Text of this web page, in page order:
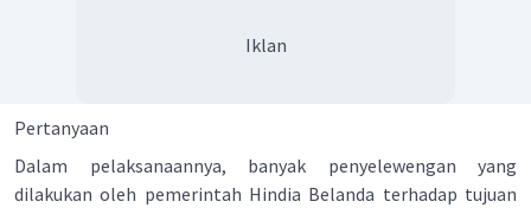
Iklan
Pertanyaan
Dalam pelaksanaannya, banyak penyelewengan yang
dilakukan oleh pemerintah Hindia Belanda terhadap tujuan